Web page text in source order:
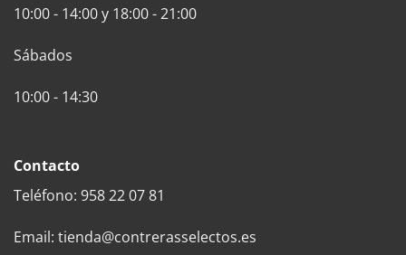
10:00 - 14:00 y 18:00 - 21:00
Sábados
10:00 - 14:30
Contacto
Teléfono: 958 22 07 81
Email: tienda@contrerasselectos.es